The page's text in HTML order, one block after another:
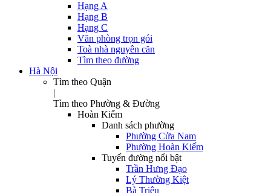
Hạng A
Hạng B
Hạng C
Văn phòng trọn gói
Toà nhà nguyên căn
Tìm theo đường
Hà Nội
Tìm theo Quận
|
Tìm theo Phường & Đường
Hoàn Kiếm
Danh sách phường
Phường Cửa Nam
Phường Hoàn Kiếm
Tuyến đường nổi bật
Trần Hưng Đạo
Lý Thường Kiệt
Bà Triệu